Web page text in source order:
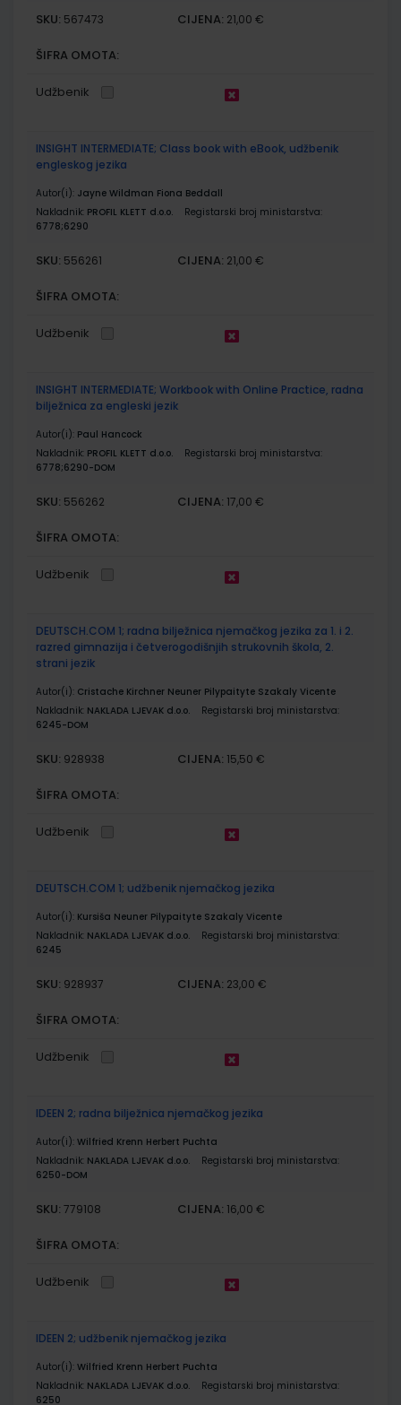
SKU: 567473 CIJENA: 21,00 €
ŠIFRA OMOTA:
Udžbenik
INSIGHT INTERMEDIATE; Class book with eBook, udžbenik
engleskog jezika
Autor(i): Jayne Wildman Fiona Beddall
Nakladnik: PROFIL KLETT d.o.o.
Registarski broj ministarstva:
6778;6290
SKU: 556261 CIJENA: 21,00 €
ŠIFRA OMOTA:
Udžbenik
INSIGHT INTERMEDIATE; Workbook with Online Practice, radna
bilježnica za engleski jezik
Autor(i): Paul Hancock
Nakladnik: PROFIL KLETT d.o.o.
Registarski broj ministarstva:
6778;6290-DOM
SKU: 556262 CIJENA: 17,00 €
ŠIFRA OMOTA:
Udžbenik
DEUTSCH.COM 1; radna bilježnica njemačkog jezika za 1. i 2.
razred gimnazija i četverogodišnjih strukovnih škola, 2.
strani jezik
Autor(i): Cristache Kirchner Neuner Pilypaityte Szakaly Vicente
Nakladnik: NAKLADA LJEVAK d.o.o.
Registarski broj ministarstva:
6245-DOM
SKU: 928938 CIJENA: 15,50 €
ŠIFRA OMOTA:
Udžbenik
DEUTSCH.COM 1; udžbenik njemačkog jezika
Autor(i): Kursiša Neuner Pilypaityte Szakaly Vicente
Nakladnik: NAKLADA LJEVAK d.o.o.
Registarski broj ministarstva:
6245
SKU: 928937 CIJENA: 23,00 €
ŠIFRA OMOTA:
Udžbenik
IDEEN 2; radna bilježnica njemačkog jezika
Autor(i): Wilfried Krenn Herbert Puchta
Nakladnik: NAKLADA LJEVAK d.o.o.
Registarski broj ministarstva:
6250-DOM
SKU: 779108 CIJENA: 16,00 €
ŠIFRA OMOTA:
Udžbenik
IDEEN 2; udžbenik njemačkog jezika
Autor(i): Wilfried Krenn Herbert Puchta
Nakladnik: NAKLADA LJEVAK d.o.o.
Registarski broj ministarstva:
6250